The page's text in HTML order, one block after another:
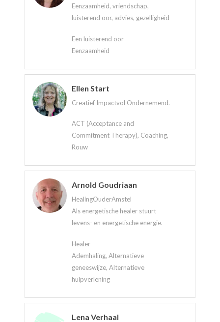
Eenzaamheid, vriendschap,
luisterend oor, advies, gezelligheid
Een luisterend oor
Eenzaamheid
Ellen Start
Creatief Impactvol Ondernemend.
ACT (Acceptance and
Commitment Therapy), Coaching,
Rouw
Arnold Goudriaan
HealingOuderAmstel
Als energetische healer stuurt
levens- en energetische energie.
Healer
Ademhaling, Alternatieve
geneeswijze, Alternatieve
hulpverlening
Lena Verhaal